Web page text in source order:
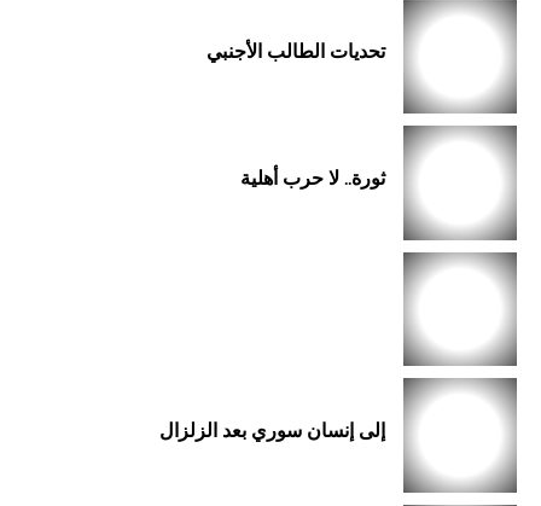
تحديات الطالب الأجنبي
ثورة.. لا حرب أهلية
إلى إنسان سوري بعد الزلزال